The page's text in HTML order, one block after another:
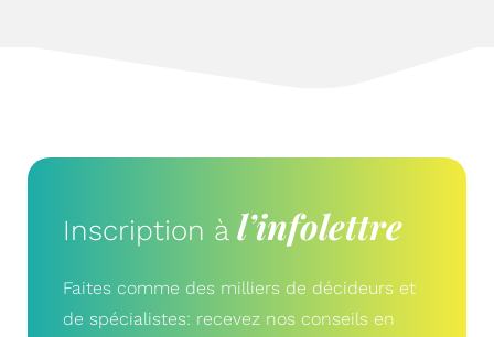
Inscription à l’infolettre
Faites comme des milliers de décideurs et
de spécialistes: recevez nos conseils en